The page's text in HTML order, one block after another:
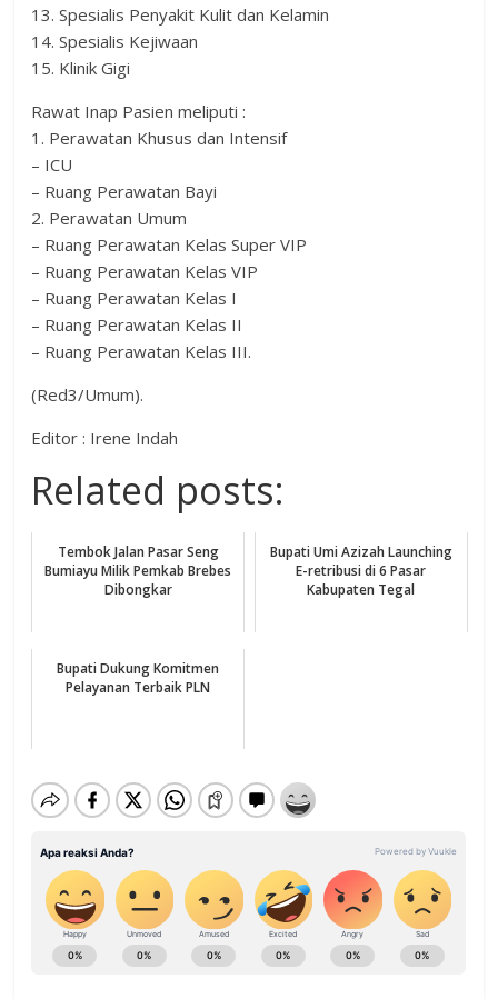
13. Spesialis Penyakit Kulit dan Kelamin
14. Spesialis Kejiwaan
15. Klinik Gigi
Rawat Inap Pasien meliputi :
1. Perawatan Khusus dan Intensif
– ICU
– Ruang Perawatan Bayi
2. Perawatan Umum
– Ruang Perawatan Kelas Super VIP
– Ruang Perawatan Kelas VIP
– Ruang Perawatan Kelas I
– Ruang Perawatan Kelas II
– Ruang Perawatan Kelas III.
(Red3/Umum).
Editor : Irene Indah
Related posts:
Tembok Jalan Pasar Seng
Bumiayu Milik Pemkab Brebes
Dibongkar
Bupati Umi Azizah Launching
E-retribusi di 6 Pasar
Kabupaten Tegal
Bupati Dukung Komitmen
Pelayanan Terbaik PLN